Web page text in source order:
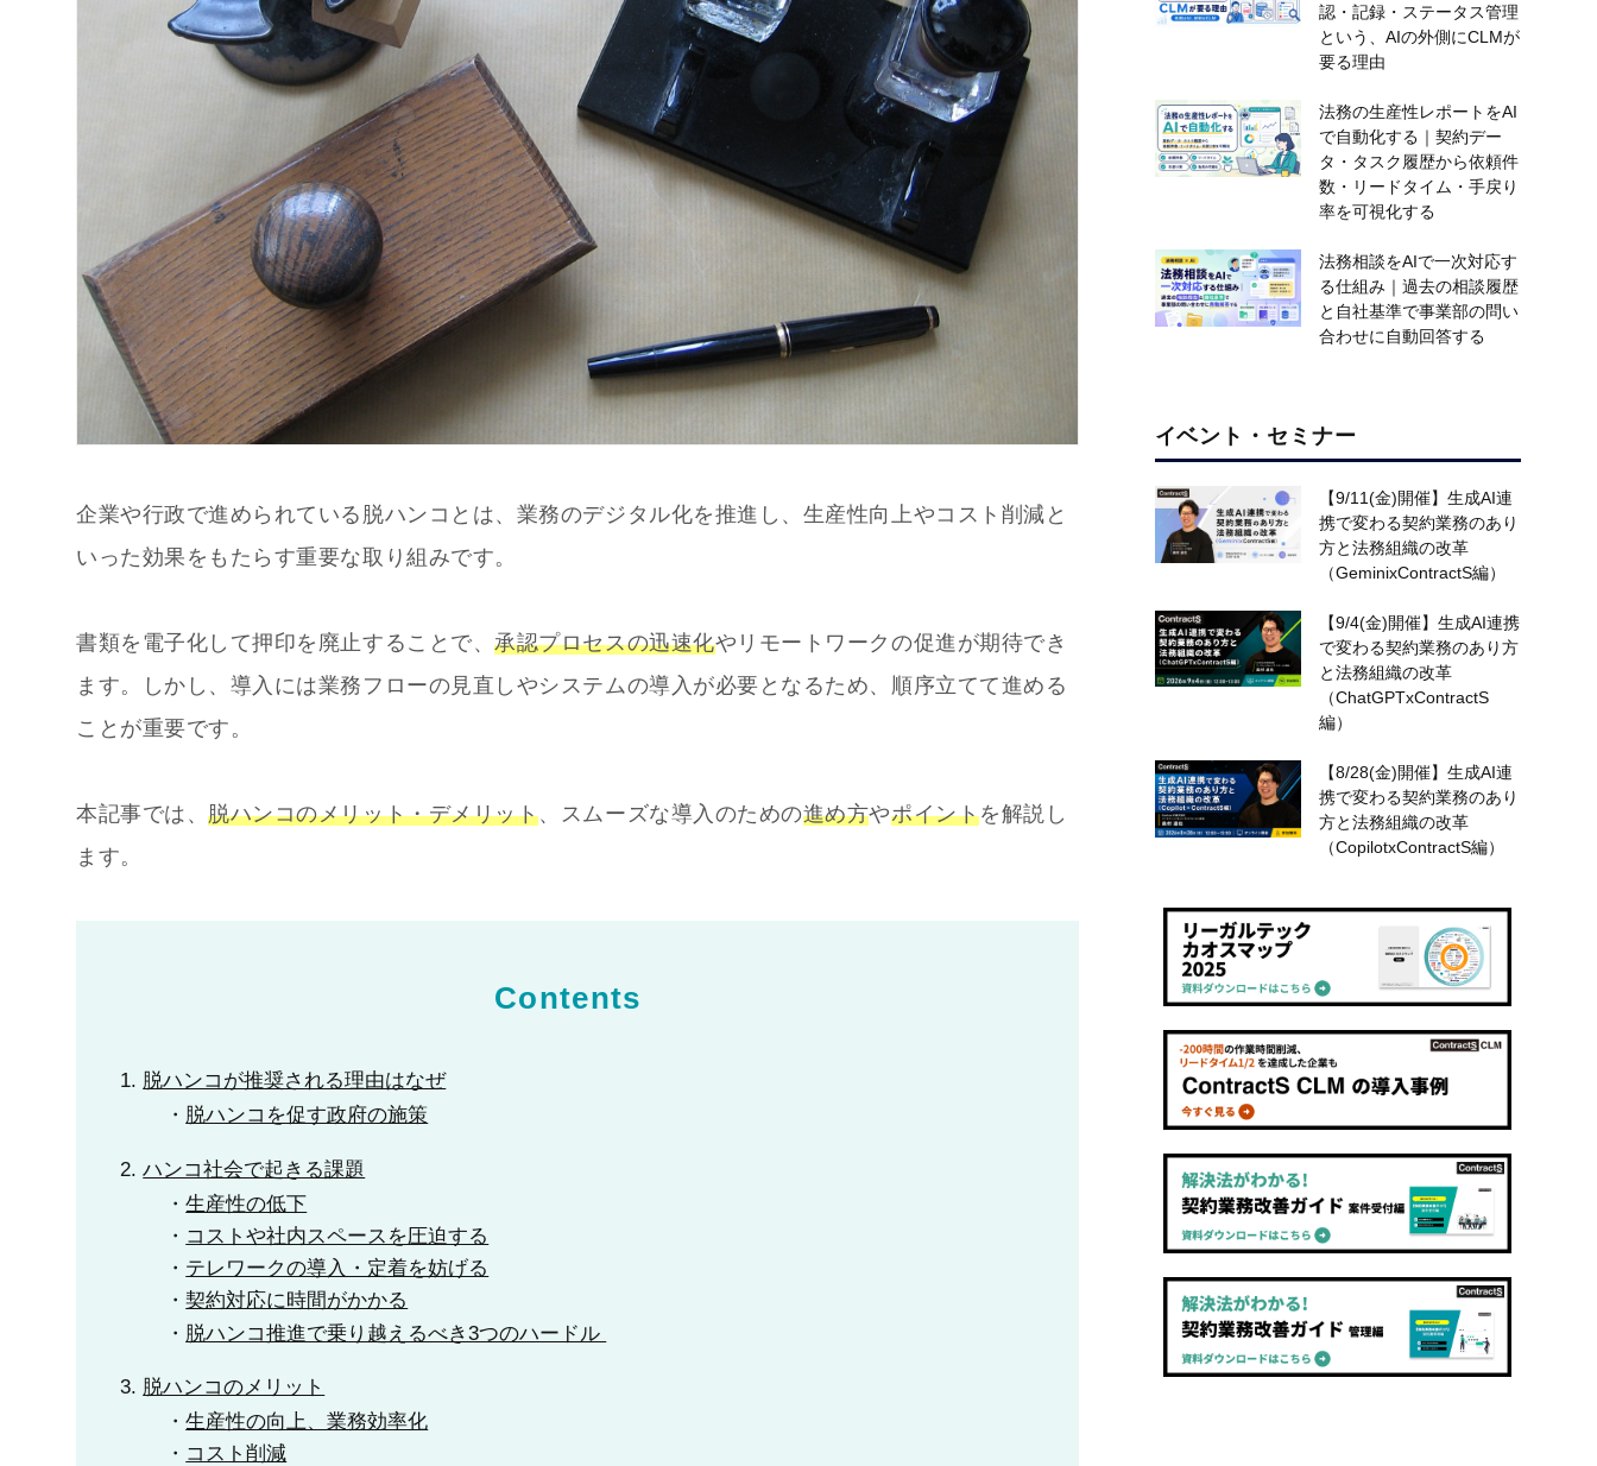
企業や行政で進められている脱ハンコとは、業務のデジタル化を推進し、生産性向上やコスト削減と
いった効果をもたらす重要な取り組みです。
書類を電子化して押印を廃止することで、承認プロセスの迅速化やリモートワークの促進が期待でき
ます。しかし、導入には業務フローの見直しやシステムの導入が必要となるため、順序立てて進める
ことが重要です。
本記事では、脱ハンコのメリット・デメリット、スムーズな導入のための進め方やポイントを解説し
ます。
Contents
脱ハンコが推奨される理由はなぜ
脱ハンコを促す政府の施策
ハンコ社会で起きる課題
生産性の低下
コストや社内スペースを圧迫する
テレワークの導入・定着を妨げる
契約対応に時間がかかる
脱ハンコ推進で乗り越えるべき3つのハードル
脱ハンコのメリット
生産性の向上、業務効率化
コスト削減
認・記録・ステータス管理
という、AIの外側にCLMが
要る理由
法務の生産性レポートをAI
で自動化する｜契約デー
タ・タスク履歴から依頼件
数・リードタイム・手戻り
率を可視化する
法務相談をAIで一次対応す
る仕組み｜過去の相談履歴
と自社基準で事業部の問い
合わせに自動回答する
イベント・セミナー
【9/11(金)開催】生成AI連
携で変わる契約業務のあり
方と法務組織の改革
（GeminixContractS編）
【9/4(金)開催】生成AI連携
で変わる契約業務のあり方
と法務組織の改革
（ChatGPTxContractS
編）
【8/28(金)開催】生成AI連
携で変わる契約業務のあり
方と法務組織の改革
（CopilotxContractS編）